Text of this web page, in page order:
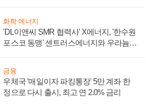
화학·에너지
'DL이앤씨 SMR 협력사' X에너지, '한수원
포스코 동맹' 센트러스에너지와 우라늄
금융
우체국 '매일이자 파킹통장' 5만 계좌 한
정으로 다시 출시, 최고 연 2.0% 금리